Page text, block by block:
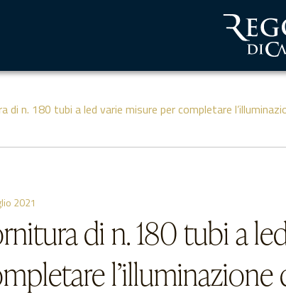
di n. 180 tubi a led varie misure per completare
2021
di n. 180 tubi a
l’illuminazione